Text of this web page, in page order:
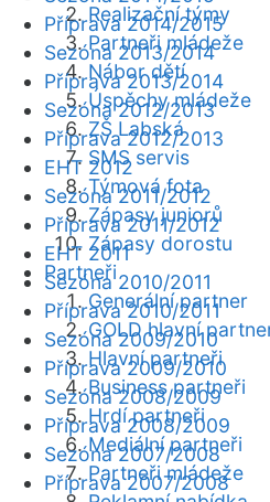
Realizační týmy
Partneři mládeže
Nábor dětí
Úspěchy mládeže
ZŠ Labská
SMS servis
Týmová fota
Zápasy juniorů
Zápasy dorostu
Partneři
Generální partner
GOLD hlavní
Hlavní partneři
Business partneři
Hrdí partneři
Mediální partneři
Partneři mládeže
Příprava 2014/2015
Sezóna 2013/2014
Příprava 2013/2014
Sezóna 2012/2013
Příprava 2012/2013
EHT 2012
Sezóna 2011/2012
Příprava 2011/2012
EHT 2011
Sezóna 2010/2011
Příprava 2010/2011
Sezóna 2009/2010
Příprava 2009/2010
Sezóna 2008/2009
Příprava 2008/2009
Sezóna 2007/2008
Příprava 2007/2008